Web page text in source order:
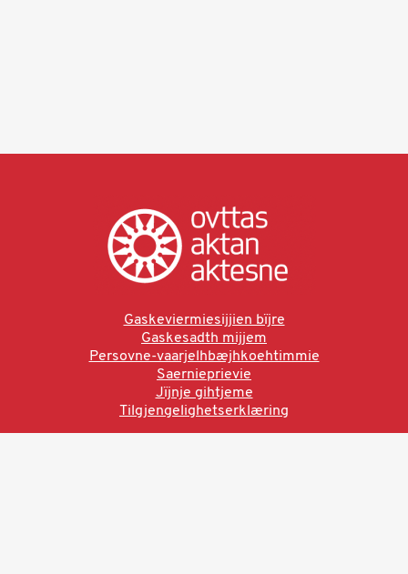
Gaskeviermiesijjien bïjre
Gaskesadth mijjem
Persovne-vaarjelhbæjhkoehtimmie
Saernieprievie
Jïjnje gihtjeme
Tilgjengelighetserklæring